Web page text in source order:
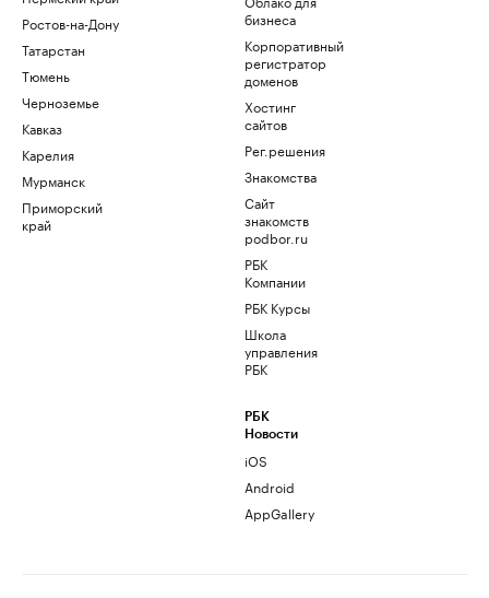
Ростов-на-Дону
Татарстан
Тюмень
Черноземье
Кавказ
Карелия
Мурманск
Приморский
край
бизнеса
Корпоративный
регистратор
доменов
Хостинг
сайтов
Рег.решения
Знакомства
Сайт
знакомств
podbor.ru
РБК
Компании
РБК Курсы
Школа
управления
РБК
РБК
Новости
iOS
Android
AppGallery